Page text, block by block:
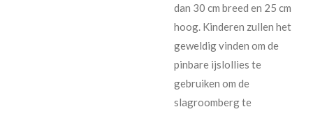
dan 30 cm breed en 25 cm
hoog. Kinderen zullen het
geweldig vinden om de
pinbare ijslollies te
gebruiken om de
slagroomberg te